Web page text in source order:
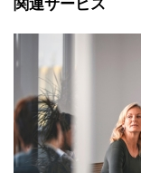
関連サービス